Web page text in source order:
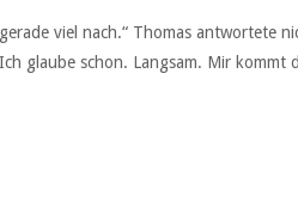
viel nach.“ Thomas antwortete
glaube schon. Langsam. Mir kommt